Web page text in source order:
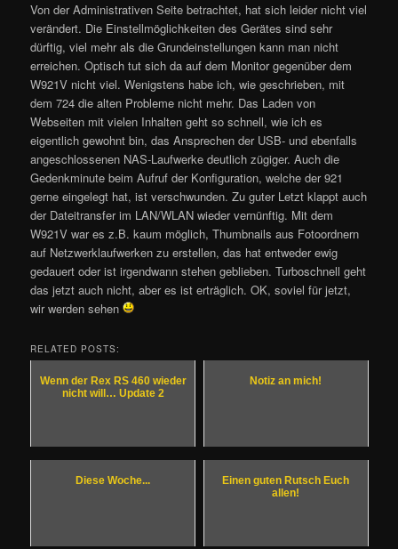
Von der Administrativen Seite betrachtet, hat sich leider nicht viel
verändert. Die Einstellmöglichkeiten des Gerätes sind sehr
dürftig, viel mehr als die Grundeinstellungen kann man nicht
erreichen. Optisch tut sich da auf dem Monitor gegenüber dem
W921V nicht viel. Wenigstens habe ich, wie geschrieben, mit
dem 724 die alten Probleme nicht mehr. Das Laden von
Webseiten mit vielen Inhalten geht so schnell, wie ich es
eigentlich gewohnt bin, das Ansprechen der USB- und ebenfalls
angeschlossenen NAS-Laufwerke deutlich zügiger. Auch die
Gedenkminute beim Aufruf der Konfiguration, welche der 921
gerne eingelegt hat, ist verschwunden. Zu guter Letzt klappt auch
der Dateitransfer im LAN/WLAN wieder vernünftig. Mit dem
W921V war es z.B. kaum möglich, Thumbnails aus Fotoordnern
auf Netzwerklaufwerken zu erstellen, das hat entweder ewig
gedauert oder ist irgendwann stehen geblieben. Turboschnell geht
das jetzt auch nicht, aber es ist erträglich. OK, soviel für jetzt,
wir werden sehen
RELATED POSTS:
Wenn der Rex RS 460 wieder
nicht will… Update 2
Notiz an mich!
Diese Woche...
Einen guten Rutsch Euch
allen!